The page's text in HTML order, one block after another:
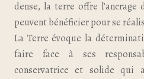
dense, la terre offre l’ancrage
peuvent bénéficier pour se
La Terre évoque la
faire face à ses
conservatrice et solide